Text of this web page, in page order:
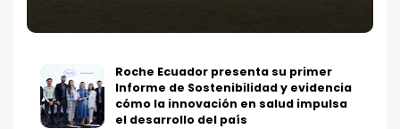
Roche Ecuador presenta su primer
Informe de Sostenibilidad y evidencia
cómo la innovación en salud impulsa
el desarrollo del país